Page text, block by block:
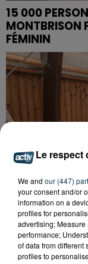
15 000
MONTBRISON
FÉMININ
INCENDIE :
Le respect
We and our (447)
your consent and/or
information on a
profiles for
advertising;
performance;
of data from different
profiles to